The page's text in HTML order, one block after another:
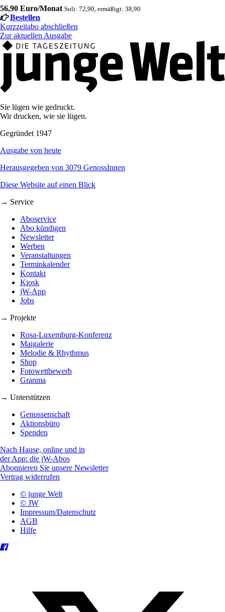
56,90 Euro/Monat Soli: 72,90, ermäßigt: 38,90
Bestellen
Kurzzeitabo abschließen
Zur aktuellen Ausgabe
Sie lügen wie gedruckt.
Wir drucken, wie sie lügen.
Gegründet 1947
Ausgabe von heute
Herausgegeben von 3079 GenossInnen
Diese Website auf einen Blick
→ Service
Aboservice
Abo kündigen
Newsletter
Werben
Veranstaltungen
Terminkalender
Kontakt
Kiosk
jW-App
Jobs
→ Projekte
Rosa-Luxemburg-Konferenz
Maigalerie
Melodie & Rhythmus
Shop
Fotowettbewerb
Granma
→ Unterstützen
Genossenschaft
Aktionsbüro
Spenden
Nach Hause, online und in
der App: die jW-Abos
Abonnieren Sie unsere Newsletter
Vertrag widerrufen
© junge Welt
© JW
Impressum/Datenschutz
AGB
Hilfe